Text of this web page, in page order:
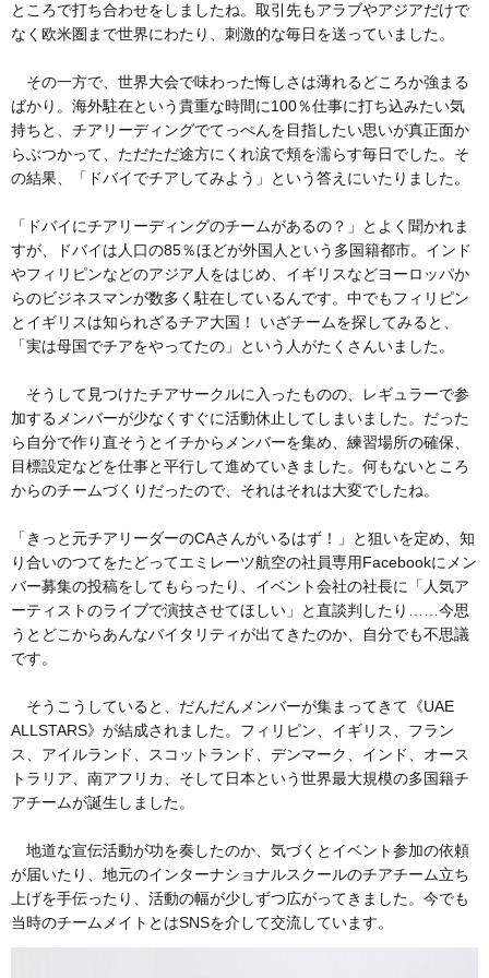
ところで打ち合わせをしましたね。取引先もアラブやアジアだけで
なく欧米圏まで世界にわたり、刺激的な毎日を送っていました。
その一方で、世界大会で味わった悔しさは薄れるどころか強まる
ばかり。海外駐在という貴重な時間に100％仕事に打ち込みたい気
持ちと、チアリーディングでてっぺんを目指したい思いが真正面か
らぶつかって、ただただ途方にくれ涙で頬を濡らす毎日でした。そ
の結果、「ドバイでチアしてみよう」という答えにいたりました。
「ドバイにチアリーディングのチームがあるの？」とよく聞かれま
すが、ドバイは人口の85％ほどが外国人という多国籍都市。インド
やフィリピンなどのアジア人をはじめ、イギリスなどヨーロッパか
らのビジネスマンが数多く駐在しているんです。中でもフィリピン
とイギリスは知られざるチア大国！ いざチームを探してみると、
「実は母国でチアをやってたの」という人がたくさんいました。
そうして見つけたチアサークルに入ったものの、レギュラーで参
加するメンバーが少なくすぐに活動休止してしまいました。だった
ら自分で作り直そうとイチからメンバーを集め、練習場所の確保、
目標設定などを仕事と平行して進めていきました。何もないところ
からのチームづくりだったので、それはそれは大変でしたね。
「きっと元チアリーダーのCAさんがいるはず！」と狙いを定め、知
り合いのつてをたどってエミレーツ航空の社員専用Facebookにメン
バー募集の投稿をしてもらったり、イベント会社の社長に「人気ア
ーティストのライブで演技させてほしい」と直談判したり……今思
うとどこからあんなバイタリティが出てきたのか、自分でも不思議
です。
そうこうしていると、だんだんメンバーが集まってきて《UAE
ALLSTARS》が結成されました。フィリピン、イギリス、フラン
ス、アイルランド、スコットランド、デンマーク、インド、オース
トラリア、南アフリカ、そして日本という世界最大規模の多国籍チ
アチームが誕生しました。
地道な宣伝活動が功を奏したのか、気づくとイベント参加の依頼
が届いたり、地元のインターナショナルスクールのチアチーム立ち
上げを手伝ったり、活動の幅が少しずつ広がってきました。今でも
当時のチームメイトとはSNSを介して交流しています。